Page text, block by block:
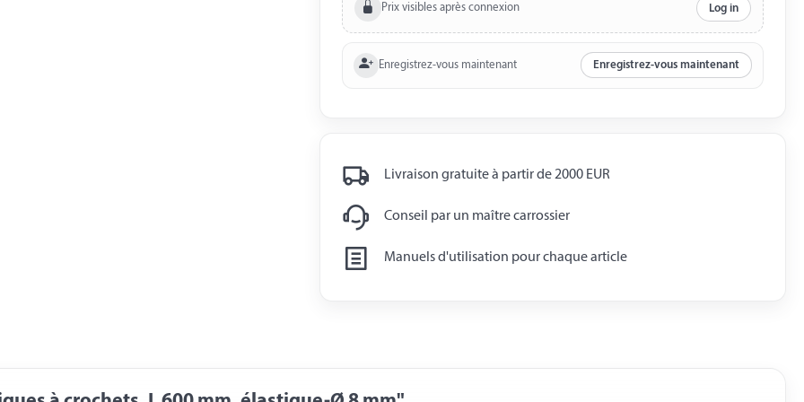
Prix visibles après connexion Log in
Enregistrez-vous maintenant Enregistrez-vous maintenant
Livraison gratuite à partir de 2000 EUR
Conseil par un maître carrossier
Manuels d'utilisation pour chaque article